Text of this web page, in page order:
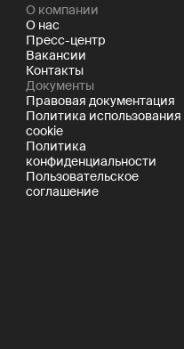
О компании
О нас
Пресс-центр
Вакансии
Контакты
Документы
Правовая документация
Политика использования
cookie
Политика
конфиденциальности
Пользовательское
соглашение